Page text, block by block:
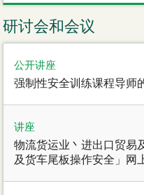
密闭空间作业核准工人安
动力操作升降工作台督导
密闭空间作业合资格人士
研讨会和会议
公开讲座
强制性安全训练课程导师
讲座
物流货运业丶进出口贸易
及货车尾板操作安全」网